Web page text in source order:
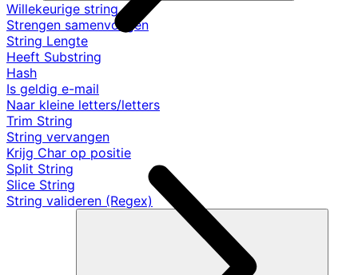
Willekeurige string
Strengen samenvoegen
String Lengte
Heeft Substring
Hash
Is geldig e-mail
Naar kleine letters/letters
Trim String
String vervangen
Krijg Char op positie
Split String
Slice String
String valideren (Regex)